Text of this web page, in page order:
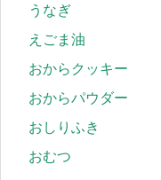
うなぎ
えごま油
おからクッキー
おからパウダー
おしりふき
おむつ